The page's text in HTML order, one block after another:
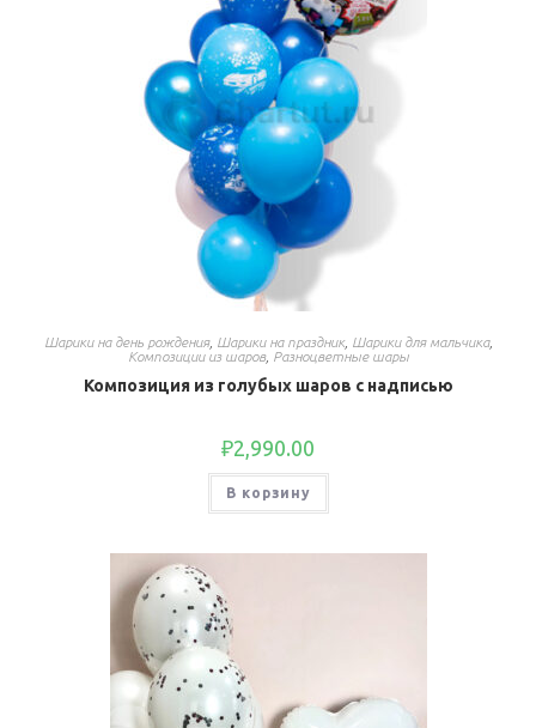
Шарики на день рождения, Шарики на праздник, Шарики для мальчика,
Композиции из шаров, Разноцветные шары
Композиция из голубых шаров с надписью
₽2,990.00
В корзину